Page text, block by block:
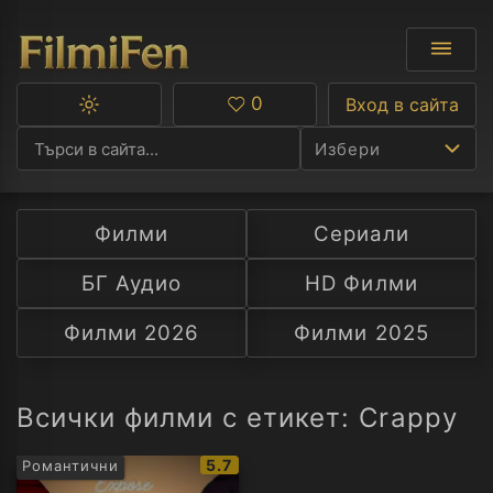
Избери
Ф
С
А
Превключване
тъмна
тема
Любими
0 Вход в сайта
Филми
Сериали
БГ Аудио
HD Филми
Филми 2026
Филми 2025
Всички филми с етикет: Crappy
Романтични
IMDb
рейтинг:
5.7